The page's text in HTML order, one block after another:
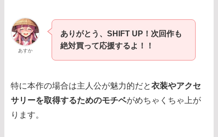
あすか
ありがとう、SHIFT UP！次回作も
絶対買って応援するよ！！
特に本作の場合は主人公が魅力的だと衣装やアクセ
サリーを取得するためのモチベがめちゃくちゃ上が
ります。